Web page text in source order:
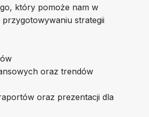
który pomoże nam w
strategii
oraz trendów
oraz prezentacji dla